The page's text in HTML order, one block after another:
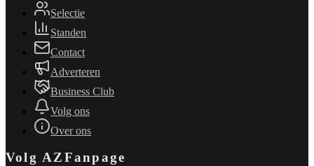
Selectie
Standen
Contact
Adverteren
Business Club
Volg ons
Over ons
Volg AZFanpage